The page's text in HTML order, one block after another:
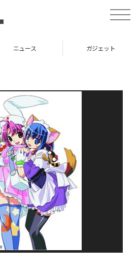
toggle
ニュース ガジェット